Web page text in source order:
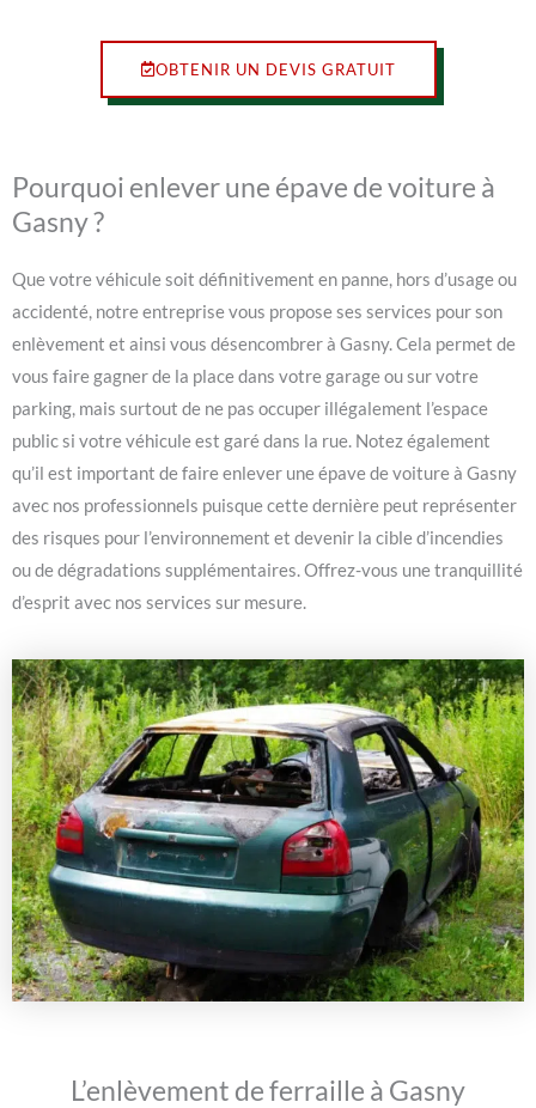
OBTENIR UN DEVIS GRATUIT
Pourquoi enlever une épave de voiture à
Gasny ?
Que votre véhicule soit définitivement en panne, hors d’usage ou
accidenté, notre entreprise vous propose ses services pour son
enlèvement et ainsi vous désencombrer à Gasny. Cela permet de
vous faire gagner de la place dans votre garage ou sur votre
parking, mais surtout de ne pas occuper illégalement l’espace
public si votre véhicule est garé dans la rue. Notez également
qu’il est important de faire enlever une épave de voiture à Gasny
avec nos professionnels puisque cette dernière peut représenter
des risques pour l’environnement et devenir la cible d’incendies
ou de dégradations supplémentaires. Offrez-vous une tranquillité
d’esprit avec nos services sur mesure.
L’enlèvement de ferraille à Gasny